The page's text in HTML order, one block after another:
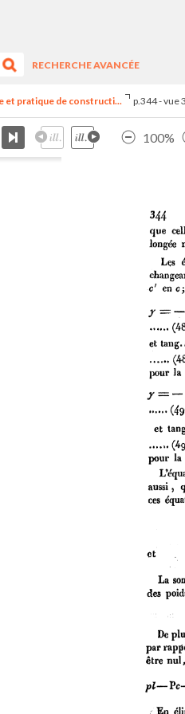
RECHERCHE AVANCÉE
et pratique de constructi... p.344 - vue
100%